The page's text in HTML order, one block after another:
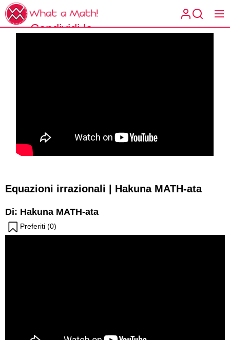
Skip
to
the
What
Math!
What a
Condividi la
Equazioni irrazionali | Hakuna MATH-ata
Di: Hakuna MATH-ata
Preferiti (0)